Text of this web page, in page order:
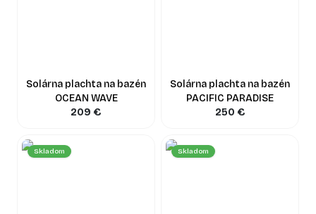
Solárna plachta na bazén
OCEAN WAVE
209 €
Solárna plachta na bazén
PACIFIC PARADISE
250 €
Skladom Skladom